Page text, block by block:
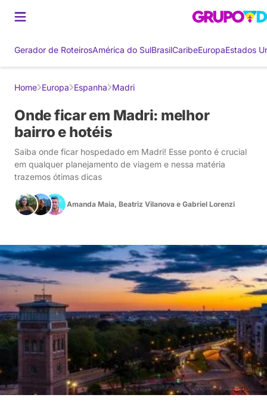
Gerador de RoteirosAmérica do SulBrasilCaribeEuropaEstados
Home Europa Espanha Madri
Onde ficar em Madri: melhor
bairro e hotéis
Saiba onde ficar hospedado em Madri! Esse ponto é crucial
em qualquer planejamento de viagem e nessa matéria
trazemos ótimas dicas
Amanda Maia, Beatriz Vilanova e Gabriel Lorenzi